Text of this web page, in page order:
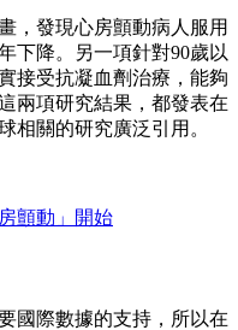
，發現心房顫動病人服用
下降。另一項針對90歲以
接受抗凝血劑治療，能夠
兩項研究結果，都發表在
相關的研究廣泛引用。
顫動」開始
國際數據的支持，所以在